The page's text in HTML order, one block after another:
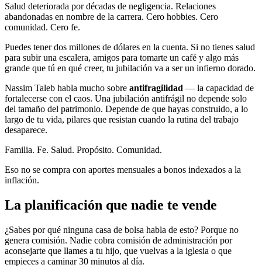
Salud deteriorada por décadas de negligencia. Relaciones
abandonadas en nombre de la carrera. Cero hobbies. Cero
comunidad. Cero fe.
Puedes tener dos millones de dólares en la cuenta. Si no tienes salud
para subir una escalera, amigos para tomarte un café y algo más
grande que tú en qué creer, tu jubilación va a ser un infierno dorado.
Nassim Taleb habla mucho sobre antifragilidad — la capacidad de
fortalecerse con el caos. Una jubilación antifrágil no depende solo
del tamaño del patrimonio. Depende de que hayas construido, a lo
largo de tu vida, pilares que resistan cuando la rutina del trabajo
desaparece.
Familia. Fe. Salud. Propósito. Comunidad.
Eso no se compra con aportes mensuales a bonos indexados a la
inflación.
La planificación que nadie te vende
¿Sabes por qué ninguna casa de bolsa habla de esto? Porque no
genera comisión. Nadie cobra comisión de administración por
aconsejarte que llames a tu hijo, que vuelvas a la iglesia o que
empieces a caminar 30 minutos al día.